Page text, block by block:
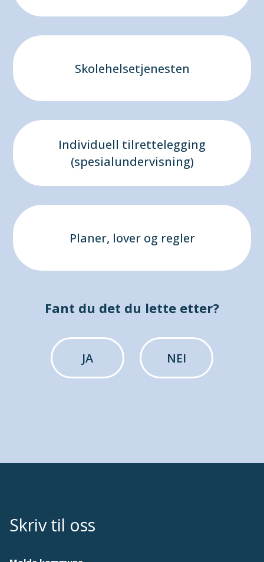
Skolehelsetjenesten
Individuell tilrettelegging
(spesialundervisning)
Planer, lover og regler
Fant du det du lette etter?
JA NEI
Skriv til oss